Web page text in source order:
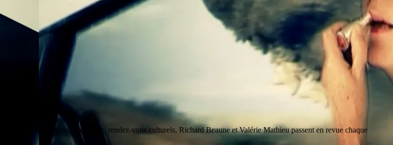
spectacles de danse, théâtre, rendez-vous culturels, Richard Beaune et Valérie Mathieu passent en revue chaque